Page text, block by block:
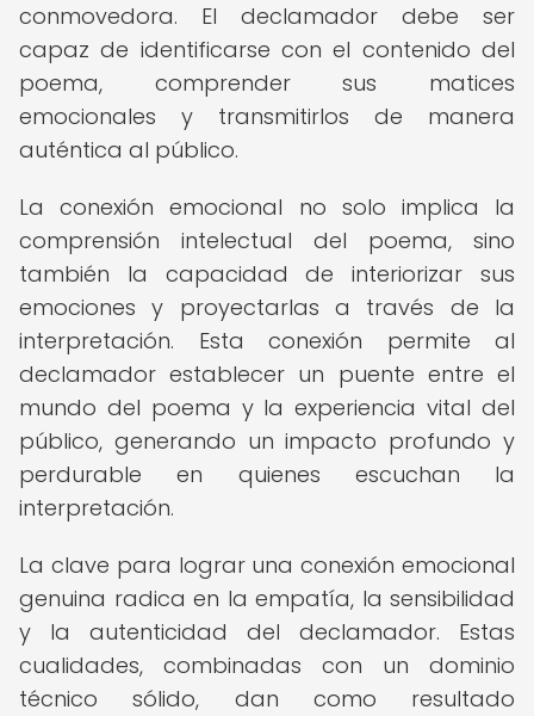
conmovedora. El declamador debe ser
capaz de identificarse con el contenido del
poema, comprender sus matices
emocionales y transmitirlos de manera
auténtica al público.
La conexión emocional no solo implica la
comprensión intelectual del poema, sino
también la capacidad de interiorizar sus
emociones y proyectarlas a través de la
interpretación. Esta conexión permite al
declamador establecer un puente entre el
mundo del poema y la experiencia vital del
público, generando un impacto profundo y
perdurable en quienes escuchan la
interpretación.
La clave para lograr una conexión emocional
genuina radica en la empatía, la sensibilidad
y la autenticidad del declamador. Estas
cualidades, combinadas con un dominio
técnico sólido, dan como resultado